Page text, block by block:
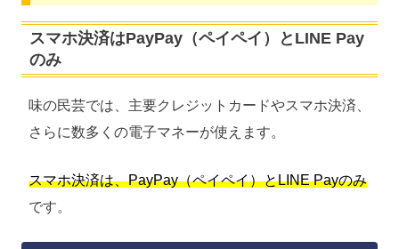
スマホ決済はPayPay（ペイペイ）とLINE Pay
のみ
味の民芸では、主要クレジットカードやスマホ決済、
さらに数多くの電子マネーが使えます。
スマホ決済は、PayPay（ペイペイ）とLINE Payのみ
です。